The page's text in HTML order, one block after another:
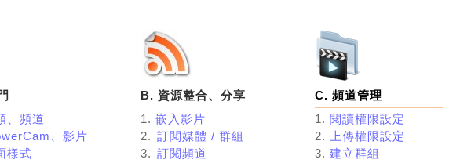
、頻道
、影片
樣式
B. 資源整合、分享
1. 嵌入影片
2. 訂閱媒體 / 群組
3. 訂閱頻道
C. 頻道管理
1. 閱讀權限設定
2.
上傳權限設定
3. 建立群組